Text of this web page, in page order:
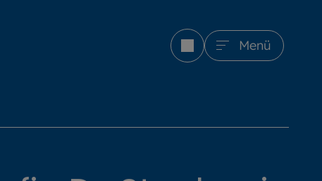
Menü